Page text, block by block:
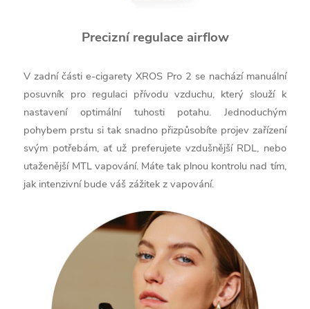
Precizní regulace airflow
V zadní části e-cigarety XROS Pro 2 se nachází manuální
posuvník pro regulaci přívodu vzduchu, který slouží k
nastavení optimální tuhosti potahu. Jednoduchým
pohybem prstu si tak snadno přizpůsobíte projev zařízení
svým potřebám, ať už preferujete vzdušnější RDL, nebo
utaženější MTL vapování. Máte tak plnou kontrolu nad tím,
jak intenzivní bude váš zážitek z vapování.